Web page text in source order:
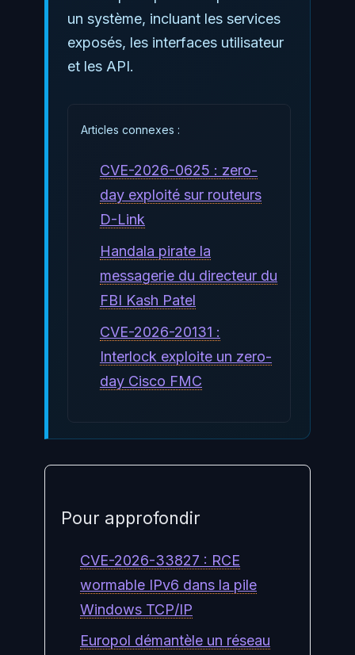
un système, incluant les services
exposés, les interfaces utilisateur
et les API.
Articles connexes :
CVE-2026-0625 : zero-
day exploité sur routeurs
D-Link
Handala pirate la
messagerie du directeur du
FBI Kash Patel
CVE-2026-20131 :
Interlock exploite un zero-
day Cisco FMC
Pour approfondir
CVE-2026-33827 : RCE
wormable IPv6 dans la pile
Windows TCP/IP
Europol démantèle un réseau